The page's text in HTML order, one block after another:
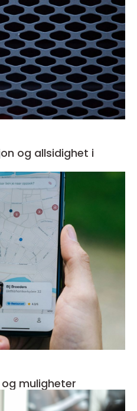
og allsidighet i
og muligheter